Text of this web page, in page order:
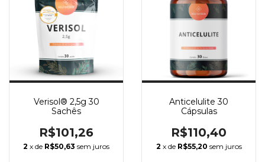
Verisol® 2,5g 30
Sachês
R$101,26
2 x de R$50,63 sem juros
Anticelulite 30
Cápsulas
R$110,40
2 x de R$55,20 sem juros